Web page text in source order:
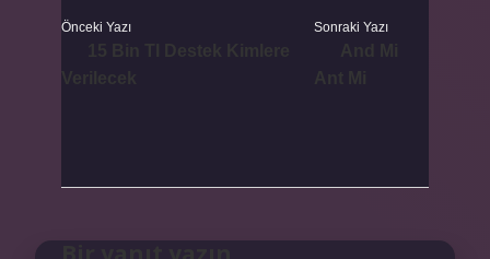
Önceki Yazı Sonraki Yazı